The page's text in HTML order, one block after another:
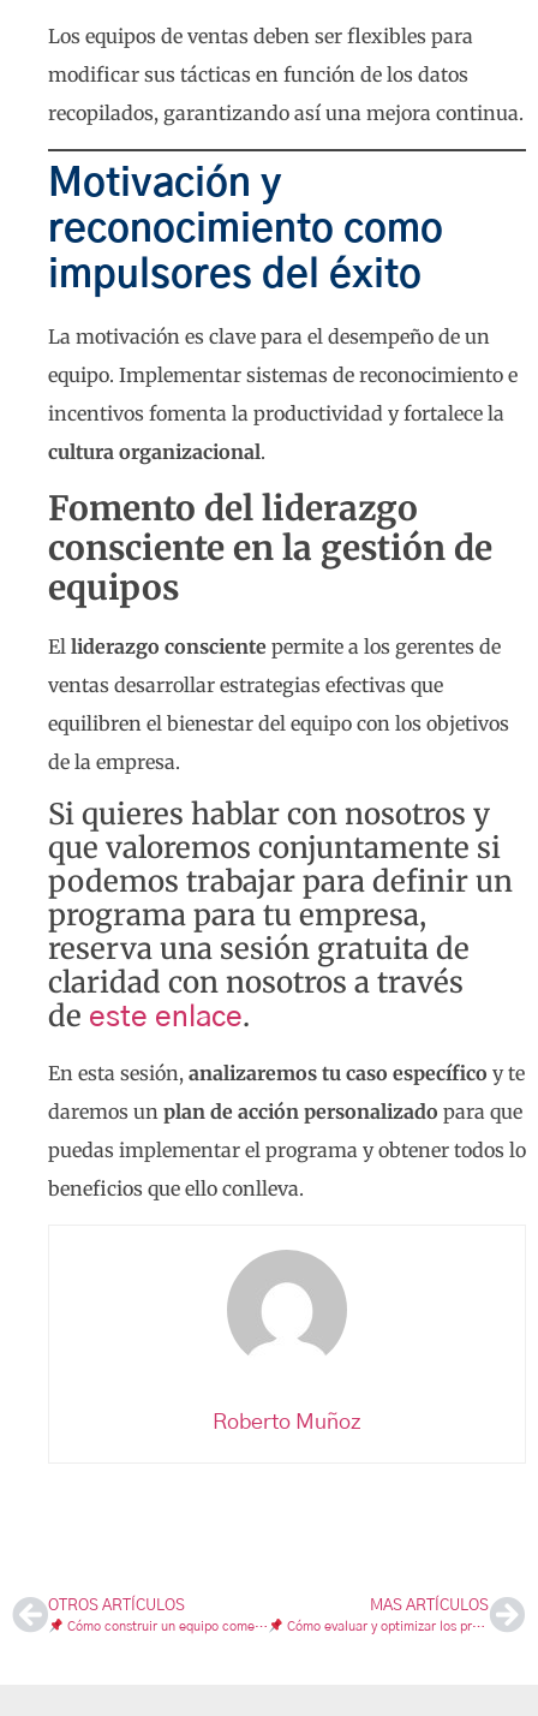
Los equipos de ventas deben ser flexibles para
modificar sus tácticas en función de los datos
recopilados, garantizando así una mejora continua.
Motivación y
reconocimiento como
impulsores del éxito
La motivación es clave para el desempeño de un
equipo. Implementar sistemas de reconocimiento e
incentivos fomenta la productividad y fortalece la
cultura organizacional.
Fomento del liderazgo
consciente en la gestión de
equipos
El liderazgo consciente permite a los gerentes de
ventas desarrollar estrategias efectivas que
equilibren el bienestar del equipo con los objetivos
de la empresa.
Si quieres hablar con nosotros y
que valoremos conjuntamente si
podemos trabajar para definir un
programa para tu empresa,
reserva una sesión gratuita de
claridad con nosotros a través
de este enlace.
En esta sesión, analizaremos tu caso específico y te
daremos un plan de acción personalizado para que
puedas implementar el programa y obtener todos lo
beneficios que ello conlleva.
Roberto Muñoz
OTROS ARTÍCULOS
Cómo construir un equipo comercial de alto rendimiento y aumentar su eficiencia
MAS ARTÍCULOS
Cómo evaluar y optimizar los procesos comerciales para aumentar la rentabilidad